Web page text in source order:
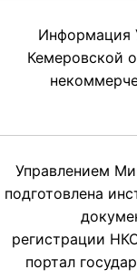
Информация
Кемеровской
Управлением
подготовлена
регистрации
портал